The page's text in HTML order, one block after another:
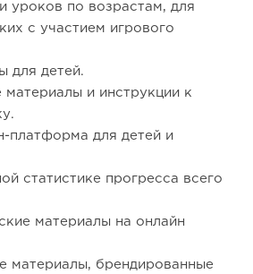
уроков по возрастам, для
с участием игрового
для детей.
материалы и инструкции к
платформа для детей и
статистике прогресса всего
материалы на онлайн
материалы, брендированные